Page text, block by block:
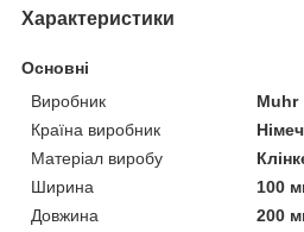
Характеристики
Основні
Виробник
Muhr
Країна виробник
Матеріал виробу
Ширина
100
Довжина
200